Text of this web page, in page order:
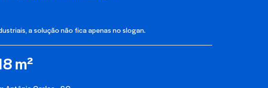
a solução não fica apenas no slogan.
m²